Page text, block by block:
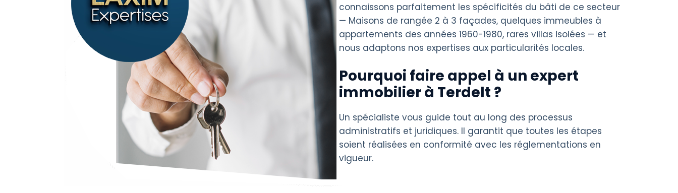
connaissons parfaitement les spécificités du bâti de ce secteur
— Maisons de rangée 2 à 3 façades, quelques immeubles à
appartements des années 1960-1980, rares villas isolées — et
nous adaptons nos expertises aux particularités locales.
Pourquoi faire appel à un expert
immobilier à Terdelt ?
Un spécialiste vous guide tout au long des processus
administratifs et juridiques. Il garantit que toutes les étapes
soient réalisées en conformité avec les réglementations en
vigueur.